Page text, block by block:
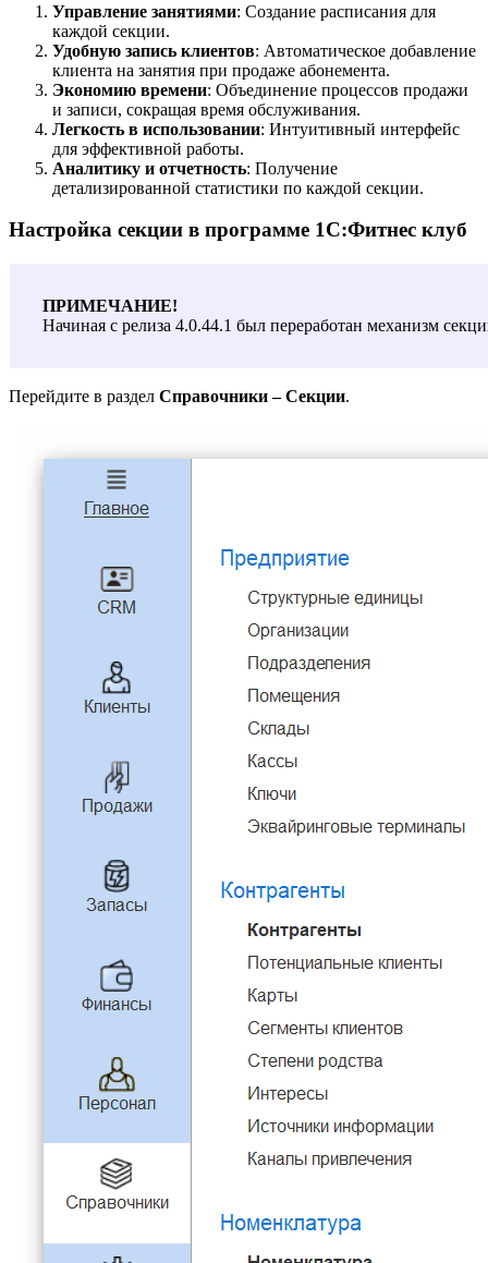
Управление занятиями: Создание расписания для
каждой секции.
Удобную запись клиентов: Автоматическое добавление
клиента на занятия при продаже абонемента.
Экономию времени: Объединение процессов продажи
и записи, сокращая время обслуживания.
Легкость в использовании: Интуитивный интерфейс
для эффективной работы.
Аналитику и отчетность: Получение
детализированной статистики по каждой секции.
Настройка секции в программе 1С:Фитнес клуб
ПРИМЕЧАНИЕ!
Начиная с релиза 4.0.44.1 был переработан механизм
Перейдите в раздел Справочники – Секции.